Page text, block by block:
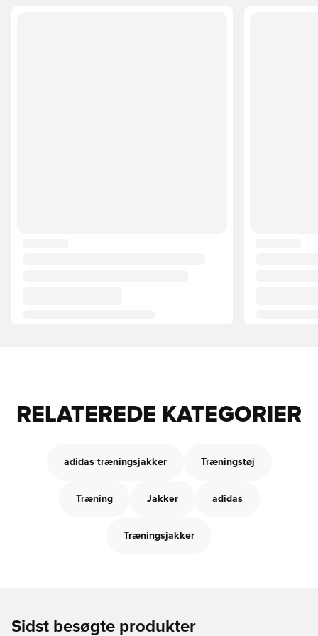
RELATEREDE KATEGORIER
adidas træningsjakker Træningstøj
Træning Jakker adidas
Træningsjakker
Sidst besøgte produkter